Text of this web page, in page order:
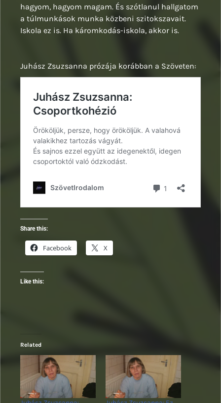
hagyom, hagyom magam. És szótlanul hallgatom
a túlmunkások munka közbeni szitokszavait.
Iskola ez is. Ha káromkodás-iskola, akkor is.
Juhász Zsuzsanna prózája korábban a Szöveten:
Share this:
Facebook X
Like this:
Related